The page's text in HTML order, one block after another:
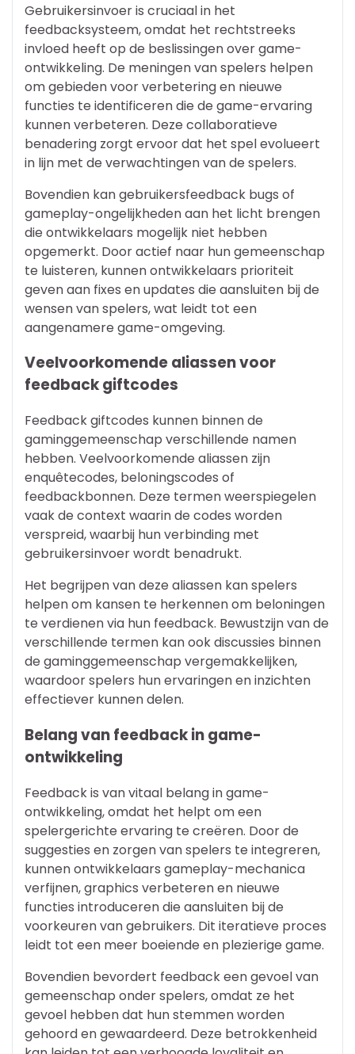
Gebruikersinvoer is cruciaal in het
feedbacksysteem, omdat het rechtstreeks
invloed heeft op de beslissingen over game-
ontwikkeling. De meningen van spelers helpen
om gebieden voor verbetering en nieuwe
functies te identificeren die de game-ervaring
kunnen verbeteren. Deze collaboratieve
benadering zorgt ervoor dat het spel evolueert
in lijn met de verwachtingen van de spelers.
Bovendien kan gebruikersfeedback bugs of
gameplay-ongelijkheden aan het licht brengen
die ontwikkelaars mogelijk niet hebben
opgemerkt. Door actief naar hun gemeenschap
te luisteren, kunnen ontwikkelaars prioriteit
geven aan fixes en updates die aansluiten bij de
wensen van spelers, wat leidt tot een
aangenamere game-omgeving.
Veelvoorkomende aliassen voor
feedback giftcodes
Feedback giftcodes kunnen binnen de
gaminggemeenschap verschillende namen
hebben. Veelvoorkomende aliassen zijn
enquêtecodes, beloningscodes of
feedbackbonnen. Deze termen weerspiegelen
vaak de context waarin de codes worden
verspreid, waarbij hun verbinding met
gebruikersinvoer wordt benadrukt.
Het begrijpen van deze aliassen kan spelers
helpen om kansen te herkennen om beloningen
te verdienen via hun feedback. Bewustzijn van de
verschillende termen kan ook discussies binnen
de gaminggemeenschap vergemakkelijken,
waardoor spelers hun ervaringen en inzichten
effectiever kunnen delen.
Belang van feedback in game-
ontwikkeling
Feedback is van vitaal belang in game-
ontwikkeling, omdat het helpt om een
spelergerichte ervaring te creëren. Door de
suggesties en zorgen van spelers te integreren,
kunnen ontwikkelaars gameplay-mechanica
verfijnen, graphics verbeteren en nieuwe
functies introduceren die aansluiten bij de
voorkeuren van gebruikers. Dit iteratieve proces
leidt tot een meer boeiende en plezierige game.
Bovendien bevordert feedback een gevoel van
gemeenschap onder spelers, omdat ze het
gevoel hebben dat hun stemmen worden
gehoord en gewaardeerd. Deze betrokkenheid